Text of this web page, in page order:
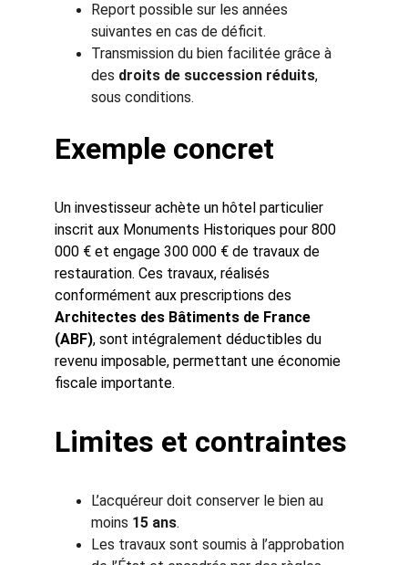
Report possible sur les années
suivantes en cas de déficit.
Transmission du bien facilitée grâce à
des droits de succession réduits,
sous conditions.
Exemple concret
Un investisseur achète un hôtel particulier
inscrit aux Monuments Historiques pour 800
000 € et engage 300 000 € de travaux de
restauration. Ces travaux, réalisés
conformément aux prescriptions des
Architectes des Bâtiments de France
(ABF), sont intégralement déductibles du
revenu imposable, permettant une économie
fiscale importante.
Limites et contraintes
L’acquéreur doit conserver le bien au
moins 15 ans.
Les travaux sont soumis à l’approbation